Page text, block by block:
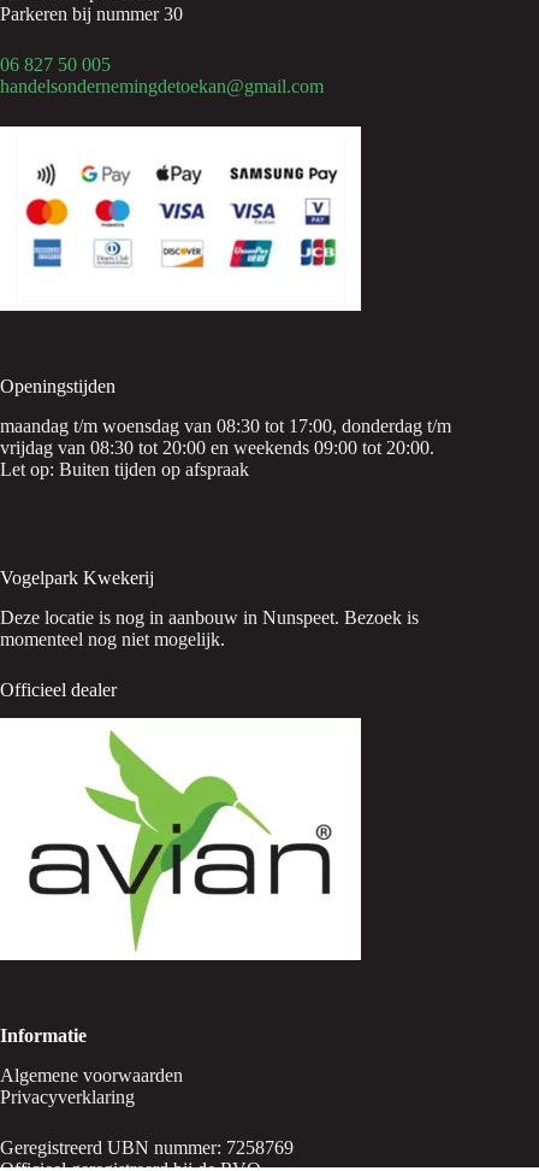
Parkeren bij nummer 30
06 827 50 005
handelsondernemingdetoekan@gmail.com
Openingstijden
maandag t/m woensdag van 08:30 tot 17:00, donderdag t/m
vrijdag van 08:30 tot 20:00 en weekends 09:00 tot 20:00.
Let op: Buiten tijden op afspraak
Vogelpark Kwekerij
Deze locatie is nog in aanbouw in Nunspeet. Bezoek is
momenteel nog niet mogelijk.
Officieel dealer
Informatie
Algemene voorwaarden
Privacyverklaring
Geregistreerd UBN nummer: 7258769